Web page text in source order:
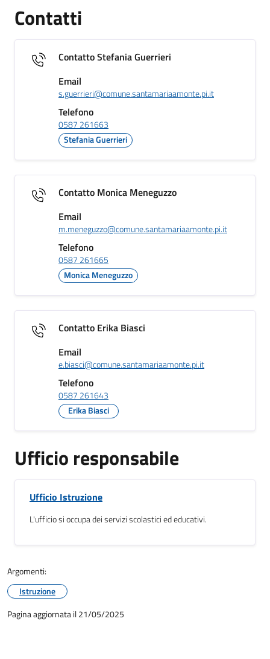
Contatti
Contatto Stefania Guerrieri
Email
s.guerrieri@comune.santamariaamonte.pi.it
Telefono
0587 261663
Stefania Guerrieri
Contatto Monica Meneguzzo
Email
m.meneguzzo@comune.santamariaamonte.pi.it
Telefono
0587 261665
Monica Meneguzzo
Contatto Erika Biasci
Email
e.biasci@comune.santamariaamonte.pi.it
Telefono
0587 261643
Erika Biasci
Ufficio responsabile
Ufficio Istruzione
L'ufficio si occupa dei servizi scolastici ed educativi.
Argomenti:
Istruzione
Pagina aggiornata il 21/05/2025